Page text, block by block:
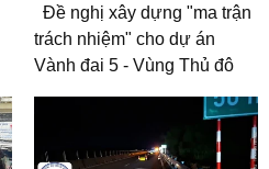
Đề nghị xây dựng "ma trận
trách nhiệm" cho dự án
Vành đai 5 - Vùng Thủ đô